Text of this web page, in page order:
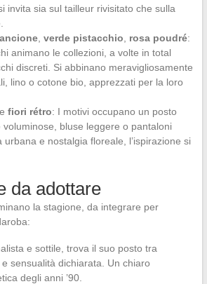
invita sia sul tailleur rivisitato che sulla
, verde pistacchio rosa poudré:
animano le collezioni, a volte in total
discreti. Si abbinano meravigliosamente
lino o cotone bio, apprezzati per la loro
fiori rétro: I motivi occupano un posto
bluse leggere o pantaloni
urbana e nostalgia floreale, l’ispirazione si
da adottare
la stagione, da integrare per
e sottile, trova il suo posto tra
sensualità dichiarata. Un chiaro
degli anni ’90.